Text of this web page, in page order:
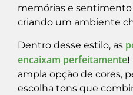
memórias e
criando um ambiente
Dentro desse estilo, as
encaixam perfeitamente!
ampla opção de cores,
escolha tons que